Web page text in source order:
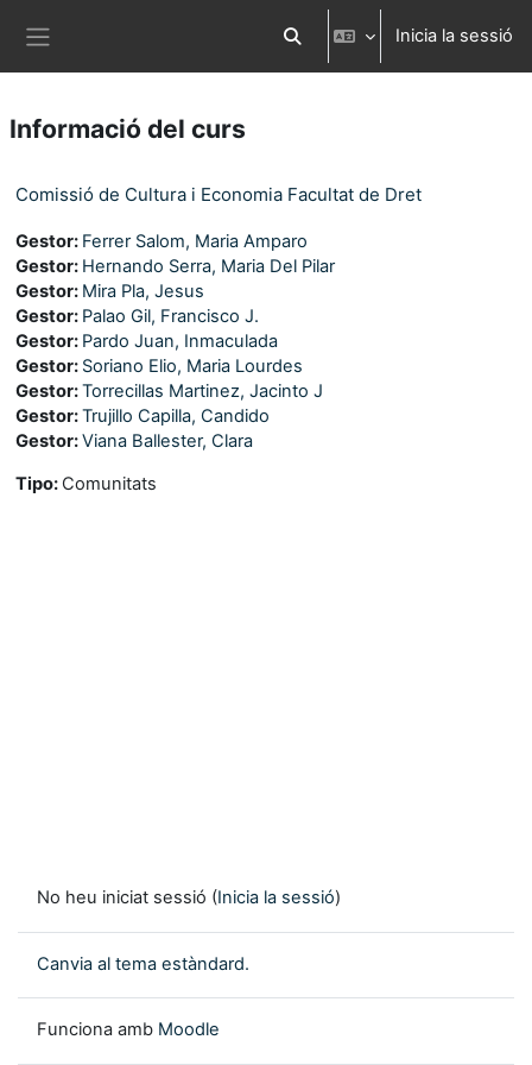
Commuta l'entrada de la cerca
Inicia la sessió
Informació del curs
Comissió de Cultura i Economia Facultat de Dret
Gestor: Ferrer Salom, Maria Amparo
Gestor: Hernando Serra, Maria Del Pilar
Gestor: Mira Pla, Jesus
Gestor: Palao Gil, Francisco J.
Gestor: Pardo Juan, Inmaculada
Gestor: Soriano Elio, Maria Lourdes
Gestor:Torrecillas Martinez, Jacinto J
Gestor:Trujillo Capilla, Candido
Gestor:Viana Ballester, Clara
Tipo: Comunitats
No heu iniciat sessió (Inicia la sessió)
Canvia al tema estàndard.
Funciona amb Moodle